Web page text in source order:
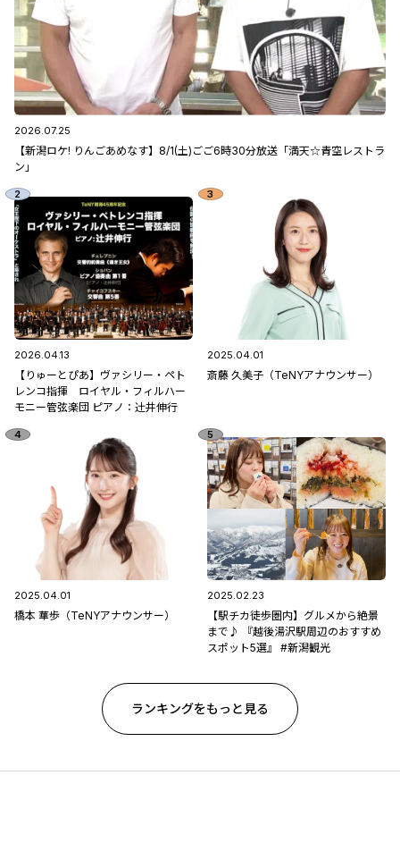
2026.07.25
【新潟ロケ! りんごあめなす】8/1(土)ごご6時30分放送「満天☆青空レストラ
ン」
2026.04.13
【りゅーとぴあ】ヴァシリー・ペト
レンコ指揮 ロイヤル・フィルハー
モニー管弦楽団 ピアノ：辻󠄀井伸行
2025.04.01
斎藤 久美子（TeNYアナウンサー）
2025.04.01
橋本 華歩（TeNYアナウンサー）
2025.02.23
【駅チカ徒歩圏内】グルメから絶景
まで♪ 『越後湯沢駅周辺のおすすめ
スポット5選』 #新潟観光
ランキングをもっと見る